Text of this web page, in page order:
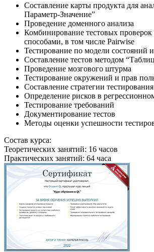
Составление карты продукта для
Параметр-Значение”
Проведение доменного анализа
Комбинирование тестовых
способами, в том числе Pairwise
Тестирование по модели состояний
Составление тестов методом
Проведение мозгового штурма
Тестирование окружений и прав
Составление стратегии
Определение рисков в
Тестирование требований
Документирование тестов
Методы оценки успешности
Состав курса:
Теоретических занятий: 16 часов
Практических занятий: 64 часа